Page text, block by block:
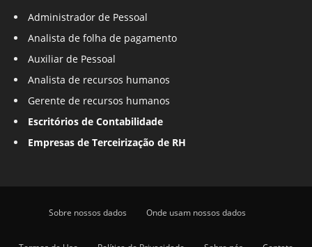
Administrador de Pessoal
Analista de folha de pagamento
Auxiliar de Pessoal
Analista de recursos humanos
Gerente de recursos humanos
Escritórios de Contabilidade
Empresas de Terceirização de RH
Sobre nossos dados Onde usam nossos dados